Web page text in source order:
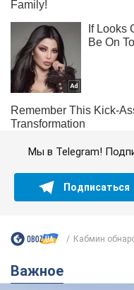
Мы в Telegram!
Подписаться
Кабмин
Важное